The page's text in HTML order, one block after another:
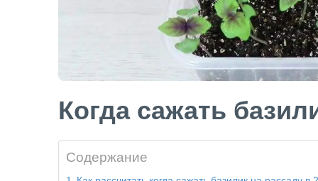
Когда сажать
Содержание